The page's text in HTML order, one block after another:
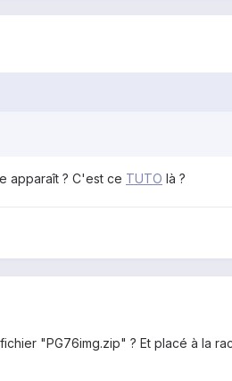
apparaît ? C'est ce TUTO là ?
"PG76img.zip" ? Et placé à la